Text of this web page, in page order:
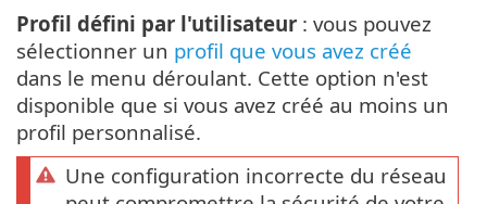
Profil défini par l'utilisateur : vous pouvez
sélectionner un profil que vous avez créé
dans le menu déroulant. Cette option n'est
disponible que si vous avez créé au moins un
profil personnalisé.
Une configuration incorrecte du réseau